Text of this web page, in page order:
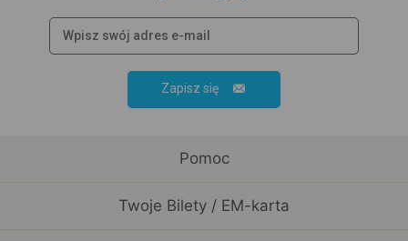
Zapisz się
Pomoc
Twoje Bilety / EM-karta